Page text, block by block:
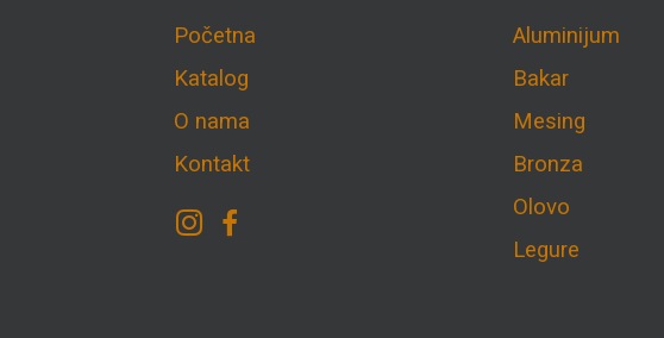
Početna
Katalog
O nama
Kontakt
Aluminijum
Bakar
Mesing
Bronza
Olovo
Legure